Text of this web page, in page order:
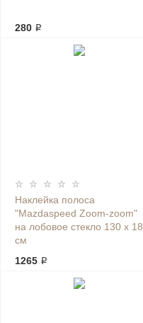
280 ₽
Наклейка полоса
"Mazdaspeed Zoom-zoom"
на лобовое стекло 130 х 18
см
1265 ₽